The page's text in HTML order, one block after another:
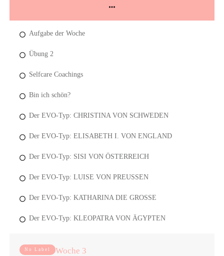
Aufgabe der Woche
Übung 2
Selfcare Coachings
Bin ich schön?
Der EVO-Typ: CHRISTINA VON SCHWEDEN
Der EVO-Typ: ELISABETH I. VON ENGLAND
Der EVO-Typ: SISI VON ÖSTERREICH
Der EVO-Typ: LUISE VON PREUSSEN
Der EVO-Typ: KATHARINA DIE GROSSE
Der EVO-Typ: KLEOPATRA VON ÄGYPTEN
No Label Woche 3